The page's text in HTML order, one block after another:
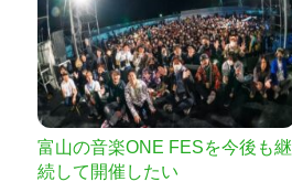
富山の音楽ONE FESを今後も継
続して開催したい